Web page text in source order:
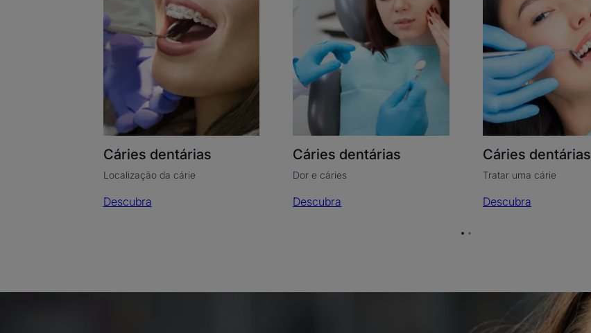
Cáries dentárias
Localização da cárie
Descubra
Cáries dentárias
Dor e cáries
Descubra
Cáries dentárias
Tratar uma cárie
Descubra
Ir
1
Ir
2